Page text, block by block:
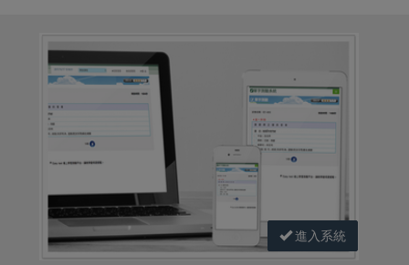
進入系統